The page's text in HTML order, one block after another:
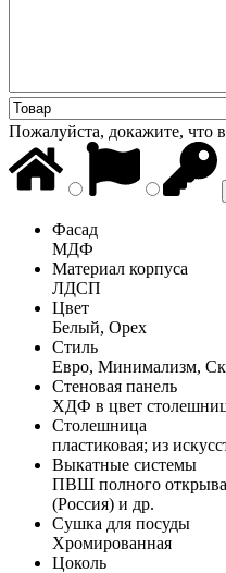
Пожалуйста, докажите, что
Фасад
МДФ
Материал корпуса
ЛДСП
Цвет
Белый, Орех
Стиль
Евро, Минимализм,
Стеновая панель
ХДФ в цвет
Столешница
пластиковая; из
Выкатные системы
ПВШ полного
(Россия) и др.
Сушка для посуды
Хромированная
Цоколь